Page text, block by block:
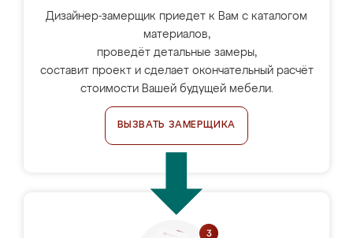
Дизайнер-замерщик приедет к Вам с каталогом
материалов,
проведёт детальные замеры,
составит проект и сделает окончательный расчёт
стоимости Вашей будущей мебели.
ВЫЗВАТЬ ЗАМЕРЩИКА